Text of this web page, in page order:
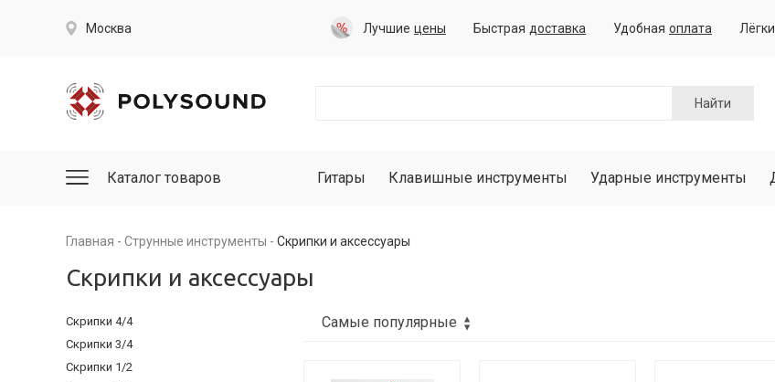
Москва Лучшие цены Быстрая доставка Удобная оплата
Найти
Каталог товаров Гитары Клавишные инструменты Ударные инструменты
Главная Струнные инструменты Скрипки и аксессуары
Скрипки и аксессуары
Скрипки 4/4
Скрипки 3/4
Скрипки 1/2